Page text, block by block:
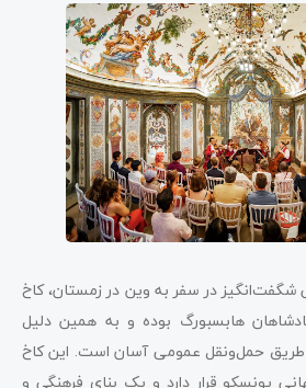
در سفر به وین در زمستان، کاخ
هابسبورگ بوده و به همین دلیل
طریق حمل‌و‌نقل عمومی آسان است. این کاخ
یونسکو قرار دارد و یک بنای فرهنگی و